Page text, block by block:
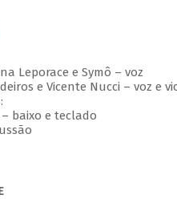
Leporace e Symô – voz
e Vicente Nucci – voz e
baixo e teclado